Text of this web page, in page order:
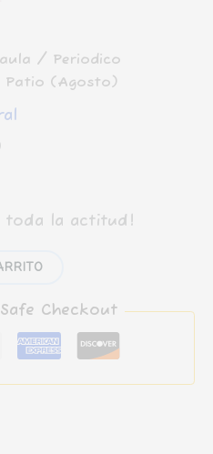
/ Periodico
Patio (Agosto)
toda la actitud!
Checkout